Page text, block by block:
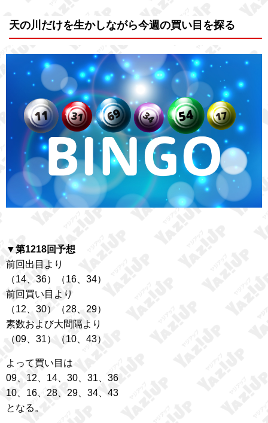
天の川だけを生かしながら今週の買い目を探る
▼第1218回予想
前回出目より
（14、36）（16、34）
前回買い目より
（12、30）（28、29）
素数および大間隔より
（09、31）（10、43）
よって買い目は
09、12、14、30、31、36
10、16、28、29、34、43
となる。